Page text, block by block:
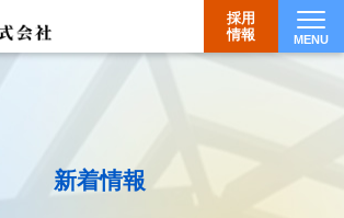
MENU
採用
情報
新着情報